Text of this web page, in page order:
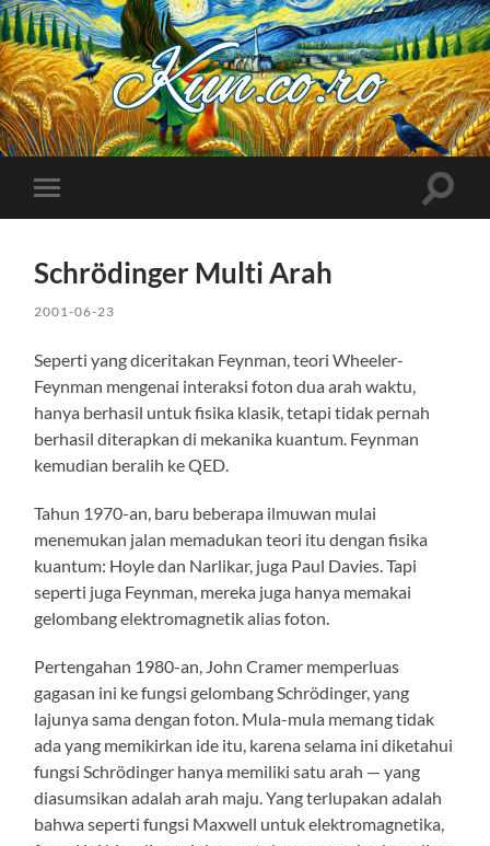
Kuncoro++
Toggle
mobile
Toggle
Schrödinger Multi Arah
2001-06-23
Seperti yang diceritakan Feynman, teori Wheeler-
Feynman mengenai interaksi foton dua arah waktu,
hanya berhasil untuk fisika klasik, tetapi tidak pernah
berhasil diterapkan di mekanika kuantum. Feynman
kemudian beralih ke QED.
Tahun 1970-an, baru beberapa ilmuwan mulai
menemukan jalan memadukan teori itu dengan fisika
kuantum: Hoyle dan Narlikar, juga Paul Davies. Tapi
seperti juga Feynman, mereka juga hanya memakai
gelombang elektromagnetik alias foton.
Pertengahan 1980-an, John Cramer memperluas
gagasan ini ke fungsi gelombang Schrödinger, yang
lajunya sama dengan foton. Mula-mula memang tidak
ada yang memikirkan ide itu, karena selama ini diketahui
fungsi Schrödinger hanya memiliki satu arah — yang
diasumsikan adalah arah maju. Yang terlupakan adalah
bahwa seperti fungsi Maxwell untuk elektromagnetika,